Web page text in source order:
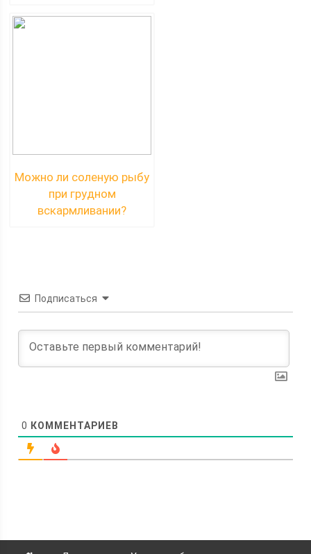
Можно ли соленую рыбу
при грудном
вскармливании?
Подписаться
0 КОММЕНТАРИЕВ